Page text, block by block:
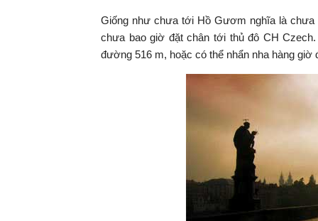
Giống như chưa tới Hồ Gươm nghĩa là
chưa bao giờ đặt chân tới thủ đô CH
đường 516 m, hoặc có thể nhẩn nha hàng giờ